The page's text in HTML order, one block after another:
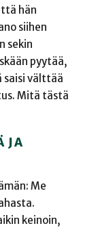
hän
siihen
sekin
pyytää,
välttää
Mitä tästä
JA
Me
keinoin,